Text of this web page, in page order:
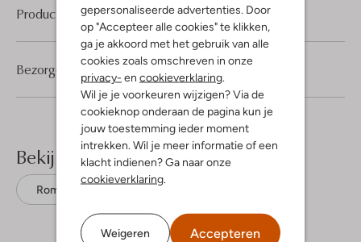
gepersonaliseerde advertenties. Door
op "Accepteer alle cookies" te klikken,
ga je akkoord met het gebruik van alle
cookies zoals omschreven in onze
privacy- en cookieverklaring.
Wil je je voorkeuren wijzigen? Via de
cookieknop onderaan de pagina kun je
jouw toestemming ieder moment
intrekken. Wil je meer informatie of een
klacht indienen? Ga naar onze
cookieverklaring.
Weigeren Accepteren
Product informatie
Bezorgen & retourneren
Bekijk meer
Rompers Lil' Atelier